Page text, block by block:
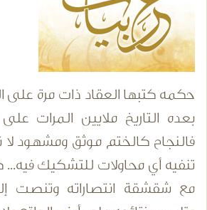
حكمه كتبها العقاد ذات مرة على
بعده التاريخ ملايين المرات
فالنجاح كالختم موثق ومشهود لا
تنفيه أي محاولات للتشكيك فيه...
مع شقشقة انتصاراته وتنصت